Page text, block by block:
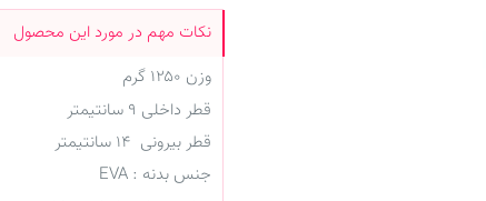
وزن ۱۲۵۰ گرم
قطر داخلی ۹ سانتیمتر
قطر بیرونی ۱۴ سانتیمتر
جنس بدنه : EVA